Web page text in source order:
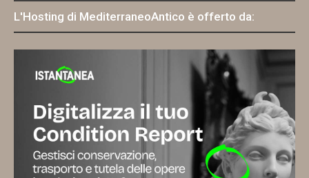
L'Hosting di MediterraneoAntico è offerto da: